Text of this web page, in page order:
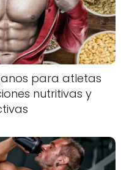
para atletas
nutritivas y